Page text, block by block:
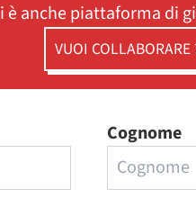
è anche piattaforma di
VUOI COLLABORARE
Cognome